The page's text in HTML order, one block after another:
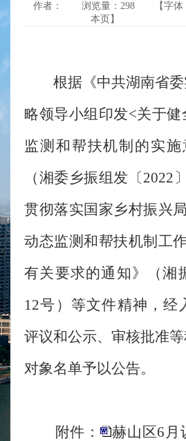
互动交流
作者：
浏览量： 298 【字体
本页】
根据《中共湖南省
略领导小组印发<关于
监测和帮扶机制的实施
（湘委乡振组发〔2022
贯彻落实国家乡村振兴
动态监测和帮扶机制工
有关要求的通知》（湘
12号）等文件精神，经
评议和公示、审核批准
对象名单予以公告。
附件：
赫山区6月